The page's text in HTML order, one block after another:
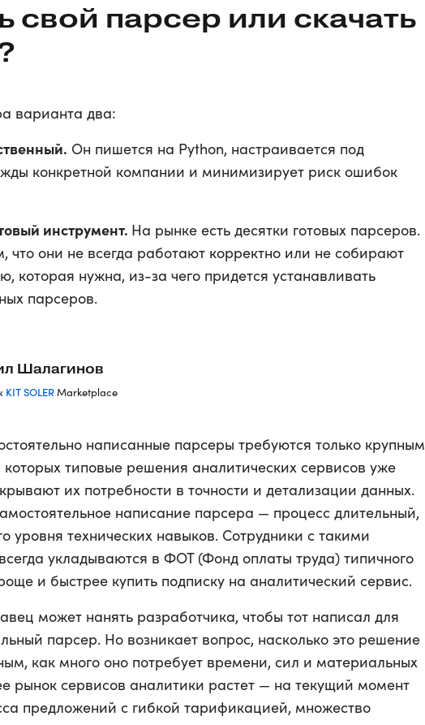
свой парсер или скачать
варианта два:
Он пишется на Python, настраивается под
конкретной компании и минимизирует риск ошибок
инструмент. На рынке есть десятки готовых парсеров.
что они не всегда работают корректно или не собирают
которая нужна, из-за чего придется устанавливать
парсеров.
Шалагинов
KIT SOLERMarketplace
написанные парсеры требуются только крупным
типовые решения аналитических сервисов уже
их потребности в точности и детализации данных.
написание парсера — процесс длительный,
уровня технических навыков. Сотрудники с такими
укладываются в ФОТ (Фонд оплаты труда) типичного
и быстрее купить подписку на аналитический сервис.
может нанять разработчика, чтобы тот написал для
парсер. Но возникает вопрос, насколько это решение
как много оно потребует времени, сил и материальных
рынок сервисов аналитики растет — на текущий момент
предложений с гибкой тарификацией, множество